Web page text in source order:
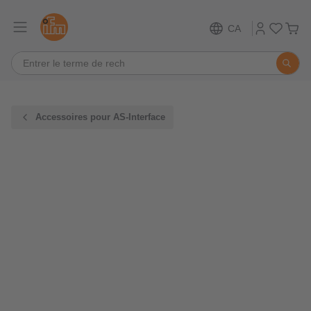
CA
Accessoires pour AS-Interface